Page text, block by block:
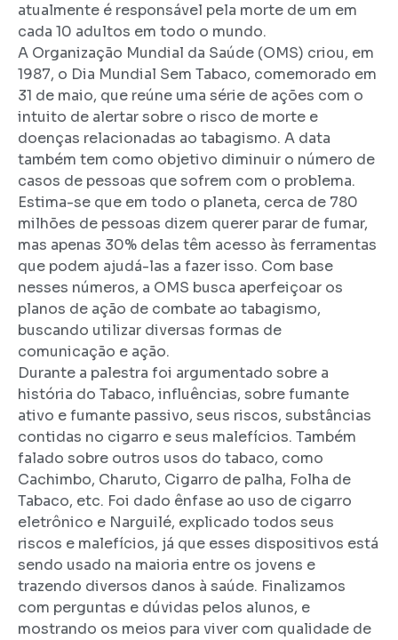
atualmente é responsável pela morte de um em
cada 10 adultos em todo o mundo.
A Organização Mundial da Saúde (OMS) criou, em
1987, o Dia Mundial Sem Tabaco, comemorado em
31 de maio, que reúne uma série de ações com o
intuito de alertar sobre o risco de morte e
doenças relacionadas ao tabagismo. A data
também tem como objetivo diminuir o número de
casos de pessoas que sofrem com o problema.
Estima-se que em todo o planeta, cerca de 780
milhões de pessoas dizem querer parar de fumar,
mas apenas 30% delas têm acesso às ferramentas
que podem ajudá-las a fazer isso. Com base
nesses números, a OMS busca aperfeiçoar os
planos de ação de combate ao tabagismo,
buscando utilizar diversas formas de
comunicação e ação.
Durante a palestra foi argumentado sobre a
história do Tabaco, influências, sobre fumante
ativo e fumante passivo, seus riscos, substâncias
contidas no cigarro e seus malefícios. Também
falado sobre outros usos do tabaco, como
Cachimbo, Charuto, Cigarro de palha, Folha de
Tabaco, etc. Foi dado ênfase ao uso de cigarro
eletrônico e Narguilé, explicado todos seus
riscos e malefícios, já que esses dispositivos está
sendo usado na maioria entre os jovens e
trazendo diversos danos à saúde. Finalizamos
com perguntas e dúvidas pelos alunos, e
mostrando os meios para viver com qualidade de